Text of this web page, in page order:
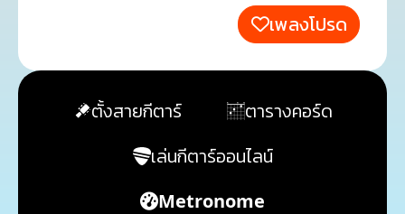
เพลงโปรด
ตั้งสายกีตาร์
ตารางคอร์ด
เล่นกีตาร์ออนไลน์
Metronome